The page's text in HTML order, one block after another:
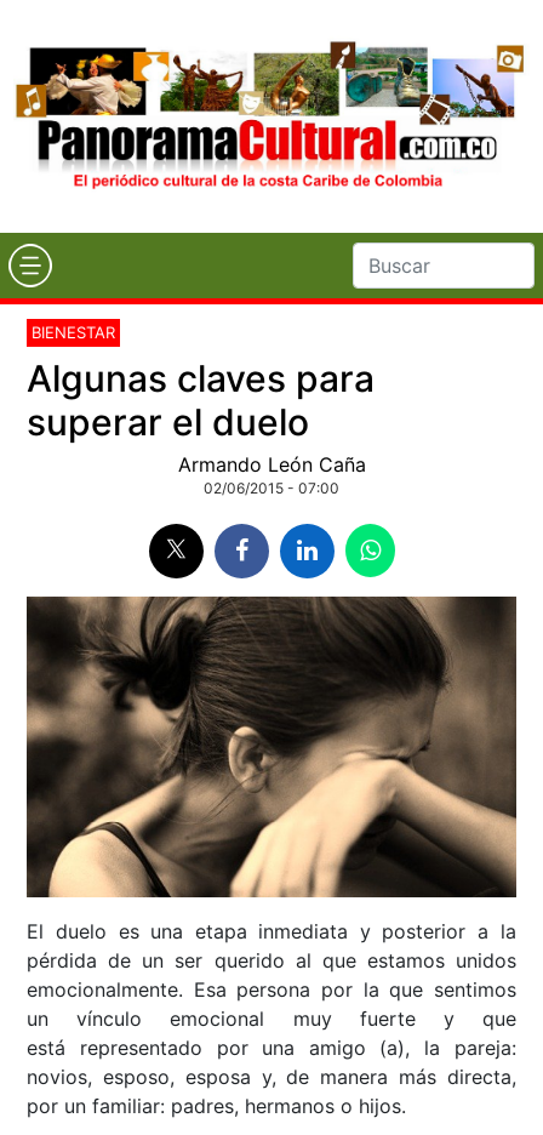
BIENESTAR
Algunas claves para
superar el duelo
Armando León Caña
02/06/2015 - 07:00
El duelo es una etapa inmediata y posterior a la
pérdida de un ser querido al que estamos unidos
emocionalmente. Esa persona por la que sentimos
un vínculo emocional muy fuerte y que
está representado por una amigo (a), la pareja:
novios, esposo, esposa y, de manera más directa,
por un familiar: padres, hermanos o hijos.